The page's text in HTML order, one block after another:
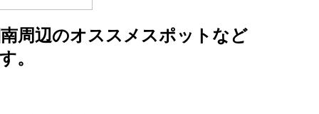
周辺のオススメスポットなど
。